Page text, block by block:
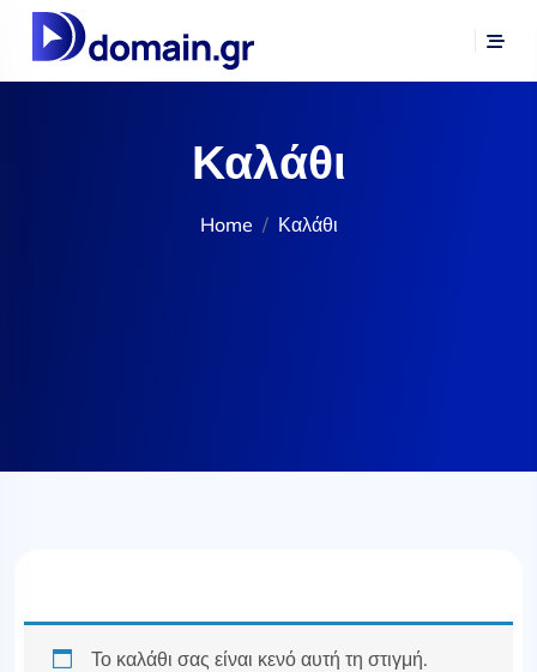
Καλάθι
Home Καλάθι
Το καλάθι σας είναι κενό αυτή τη στιγμή.